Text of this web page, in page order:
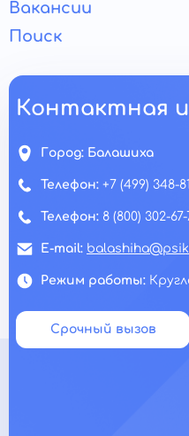
Вакансии
Поиск
Контактная
Город: Балашиха
Телефон: +7 (499) 348-
Телефон: 8 (800) 302-67-
E-mail:
Режим работы:
Срочный вызов